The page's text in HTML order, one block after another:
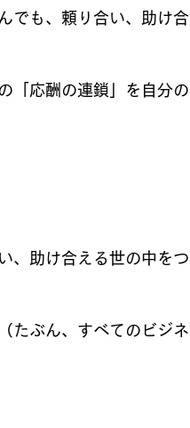
でも、頼り合い、助け合
「応酬の連鎖」を自分の
、助け合える世の中をつ
たぶん、すべてのビジネ